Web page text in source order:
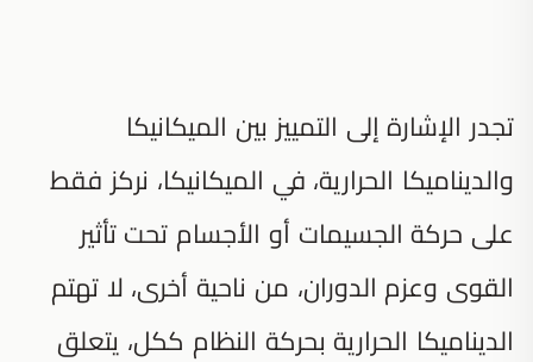
تجدر الإشارة إلى التمييز بين الميكانيكا
والديناميكا الحرارية، في الميكانيكا، نركز فقط
على حركة الجسيمات أو الأجسام تحت تأثير
القوى وعزم الدوران، من ناحية أخرى، لا تهتم
الديناميكا الحرارية بحركة النظام ككل، يتعلق